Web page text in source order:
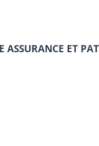
ET